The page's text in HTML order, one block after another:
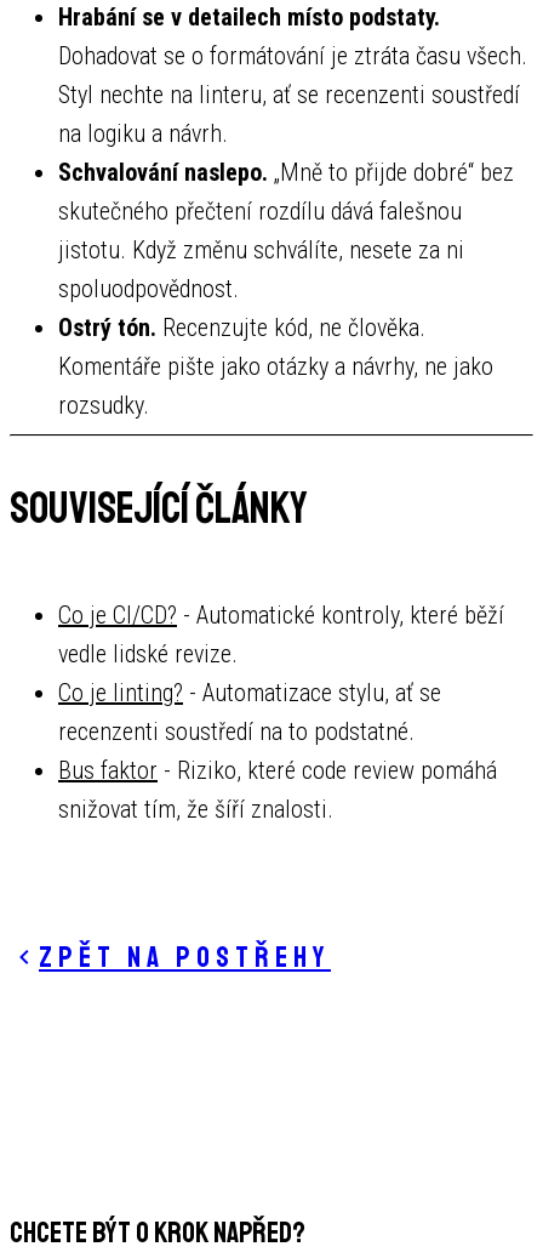
Hrabání se v detailech místo podstaty.
Dohadovat se o formátování je ztráta času všech.
Styl nechte na linteru, ať se recenzenti soustředí
na logiku a návrh.
Schvalování naslepo. „Mně to přijde dobré“ bez
skutečného přečtení rozdílu dává falešnou
jistotu. Když změnu schválíte, nesete za ni
spoluodpovědnost.
Ostrý tón. Recenzujte kód, ne člověka.
Komentáře pište jako otázky a návrhy, ne jako
rozsudky.
Související články
Co je CI/CD? - Automatické kontroly, které běží
vedle lidské revize.
Co je linting? - Automatizace stylu, ať se
recenzenti soustředí na to podstatné.
Bus faktor - Riziko, které code review pomáhá
snižovat tím, že šíří znalosti.
Zpět na postřehy
CHCETE BÝT O KROK NAPŘED?